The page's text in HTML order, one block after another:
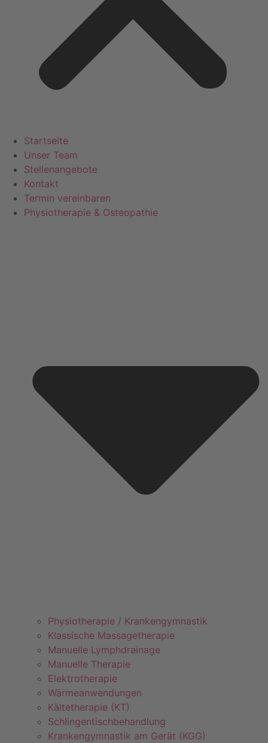
Startseite
Unser Team
Stellenangebote
Kontakt
Termin vereinbaren
Physiotherapie & Osteopathie
Physiotherapie / Krankengymnastik
Klassische Massagetherapie
Manuelle Lymphdrainage
Manuelle Therapie
Elektrotherapie
Wärmeanwendungen
Kältetherapie (KT)
Schlingentischbehandlung
Krankengymnastik am Gerät (KGG)